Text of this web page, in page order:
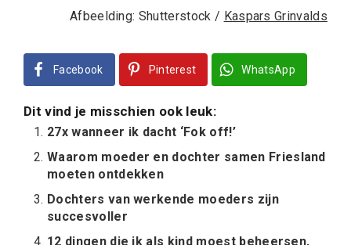
Afbeelding: Shutterstock / Kaspars Grinvalds
Facebook Pinterest WhatsApp
Dit vind je misschien ook leuk:
27x wanneer ik dacht ‘Fok off!’
Waarom moeder en dochter samen Friesland
moeten ontdekken
Dochters van werkende moeders zijn
succesvoller
12 dingen die ik als kind moest beheersen,